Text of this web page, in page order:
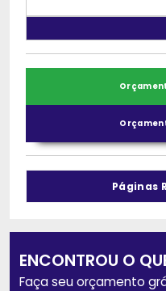
Páginas
ENCONTROU O
Faça seu orçamento